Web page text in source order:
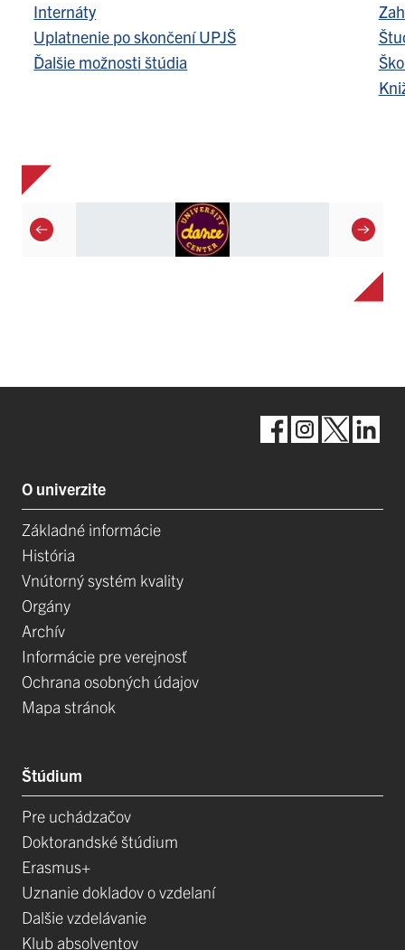
Internáty
Uplatnenie po skončení UPJŠ
Ďalšie možnosti štúdia
O univerzite
Základné informácie
História
Vnútorný systém kvality
Orgány
Archív
Informácie pre verejnosť
Ochrana osobných údajov
Mapa stránok
Štúdium
Pre uchádzačov
Doktorandské štúdium
Erasmus+
Uznanie dokladov o vzdelaní
Dalšie vzdelávanie
Klub absolventov